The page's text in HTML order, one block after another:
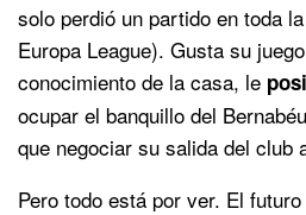
solo perdió un partido en toda
Europa League). Gusta su
conocimiento de la casa, le
ocupar el banquillo del
que negociar su salida del club
Pero todo está por ver. El